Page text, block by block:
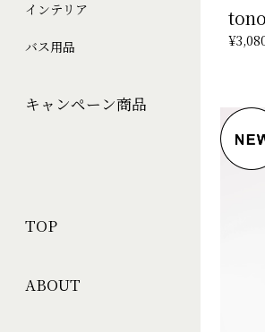
TOP
ABOUT
インテリア
バス用品
キャンペーン商品